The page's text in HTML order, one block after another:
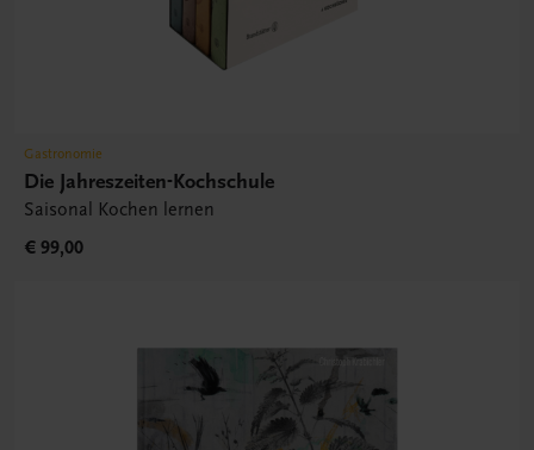
Gastronomie
Die Jahreszeiten-Kochschule
Saisonal Kochen lernen
€ 99,00